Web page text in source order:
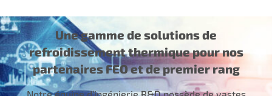
Une gamme de solutions de
refroidissement thermique pour nos
partenaires FEO et de premier rang